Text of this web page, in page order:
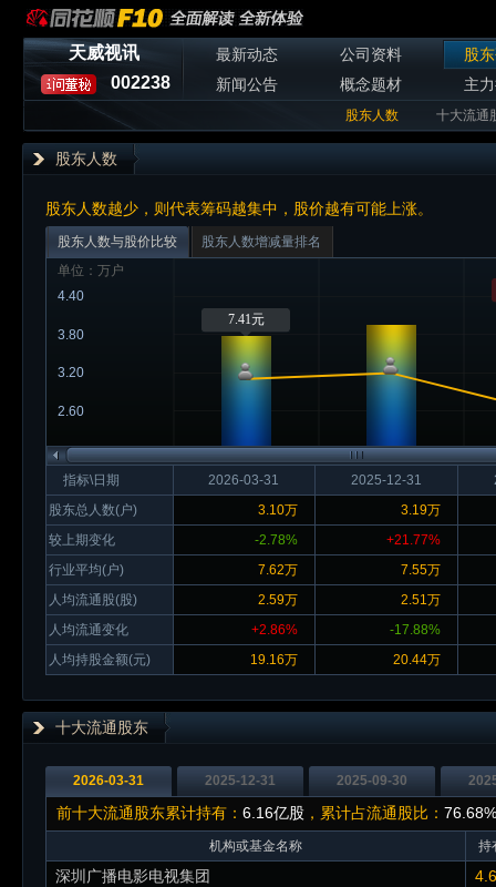
天威视讯
002238
最新动态 公司资料
股
新闻公告
概念题材 主
股东人数 十大流通
股东人数
股东人数越少，则代表筹码越集中，股价越有可能上涨。
股东人数与股价比较
股东人数增减量排名
单位：万户
2.60
3.20
3.80
4.40
7.41元
指标\日期
股东总人数(户)
较上期变化
行业平均(户)
人均流通股(股)
人均流通变化
人均持股金额(元)
2026-03-31 2025-12-31
3.10万
3.19万
-2.78%
+21.77%
7.62万
7.55万
2.59万
2.51万
+2.86%
-17.88%
19.16万
20.44万
十大流通股东
2026-03-31 2025-12-31 2025-09-30
前十大流通股东累计持有： 6.16亿股 ，累计占流通股比： 76.68%
机构或基金名称 持
深圳广播电影电视集团